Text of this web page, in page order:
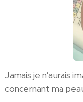
Jamais je n'aurais
concernant ma